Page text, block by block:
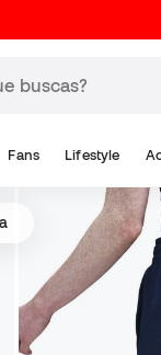
Fans Lifestyle